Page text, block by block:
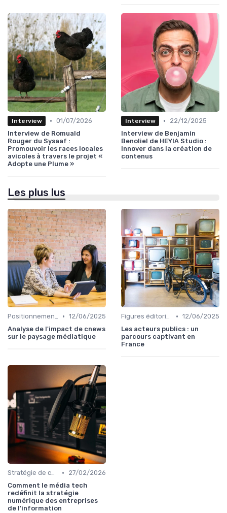
Interview • 01/07/2026
Interview de Romuald
Rouger du Sysaaf :
Promouvoir les races locales
avicoles à travers le projet «
Adopte une Plume »
Interview •
22/12/2025
Interview de Benjamin
Benoliel de HEYIA Studio :
Innover dans la création de
contenus
Les plus lus
Positionnement éditorial • 12/06/2025
Analyse de l'impact de cnews
sur le paysage médiatique
Figures éditoriales • 12/06/2025
Les acteurs publics : un
parcours captivant en
France
Stratégie de contenu •
27/02/2026
Comment le média tech
redéfinit la stratégie
numérique des entreprises
de l’information